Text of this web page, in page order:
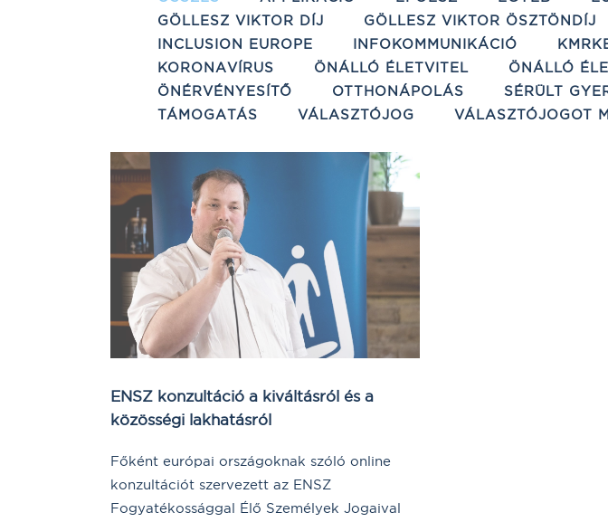
GÖLLESZ VIKTOR DÍJ
GÖLLESZ VIKTOR ÖSZTÖNDÍJ
INCLUSION EUROPE
INFOKOMMUNIKÁCIÓ
KORONAVÍRUS
ÖNÁLLÓ ÉLETVITEL ÖNÁLLÓ
ÖNÉRVÉNYESÍTŐ
OTTHONÁPOLÁS SÉRÜLT
TÁMOGATÁS
VÁLASZTÓJOG VÁLASZTÓJOGOT
ENSZ konzultáció a kiváltásról és a
közösségi lakhatásról
Főként európai országoknak szóló online
konzultációt szervezett az ENSZ
Fogyatékossággal Élő Személyek Jogaival